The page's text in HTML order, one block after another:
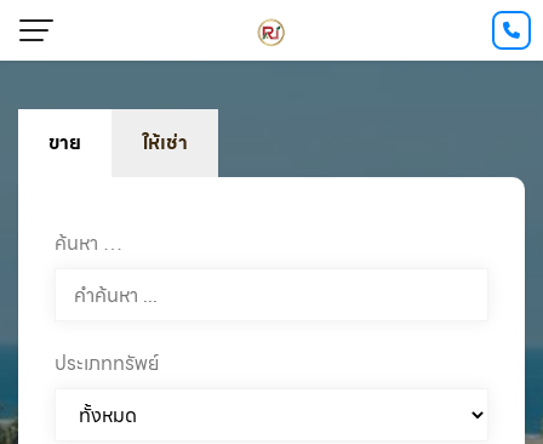
ขาย ให้เช่า
ค้นหา …
ประเภททรัพย์